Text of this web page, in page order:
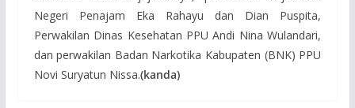
Negeri Penajam Eka Rahayu dan Dian Puspita,
Perwakilan Dinas Kesehatan PPU Andi Nina Wulandari,
dan perwakilan Badan Narkotika Kabupaten (BNK) PPU
Novi Suryatun Nissa.(kanda)